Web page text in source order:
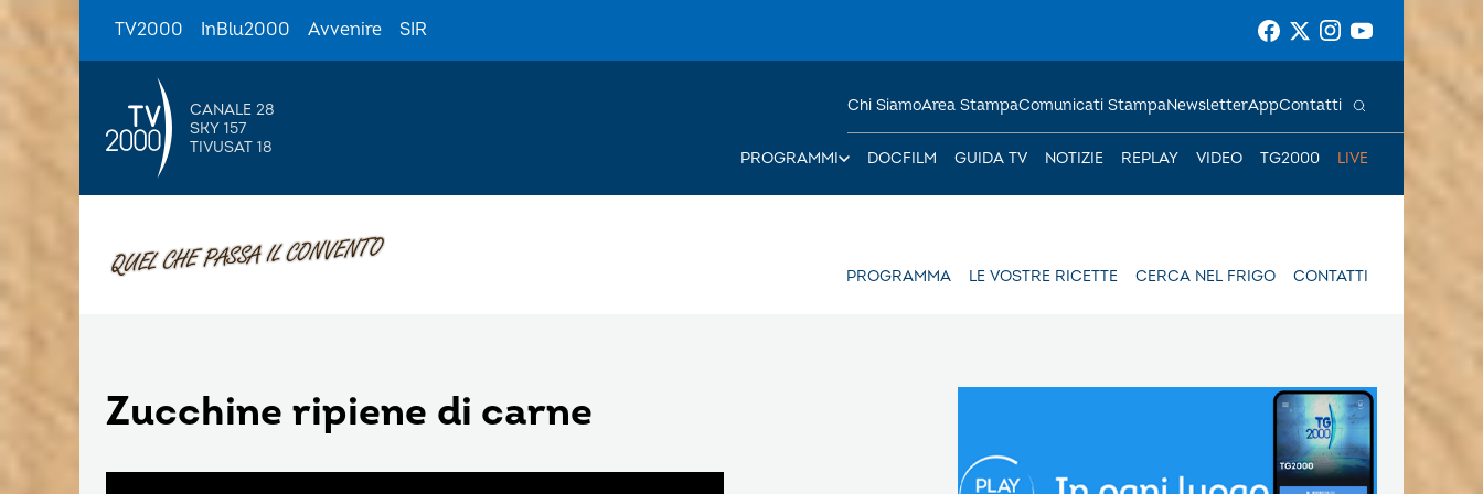
TV2000 InBlu2000 Avvenire SIR
CANALE 28
SKY 157
TIVUSAT 18
PROGRAMMI DOCFILM GUIDA TV NOTIZIE REPLAY VIDEO TG2000 LIVE
Chi SiamoArea StampaComunicati StampaNewsletterAppContatti
PROGRAMMA LE VOSTRE RICETTE CERCA NEL FRIGO CONTATTI
Zucchine ripiene di carne